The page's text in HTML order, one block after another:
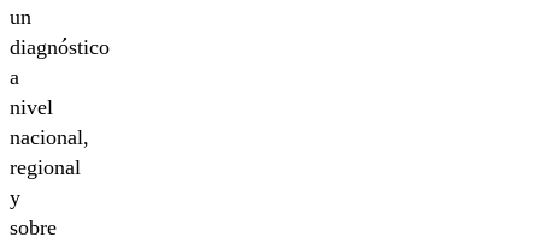
un
diagnóstico
a
nivel
nacional,
regional
y
sobre